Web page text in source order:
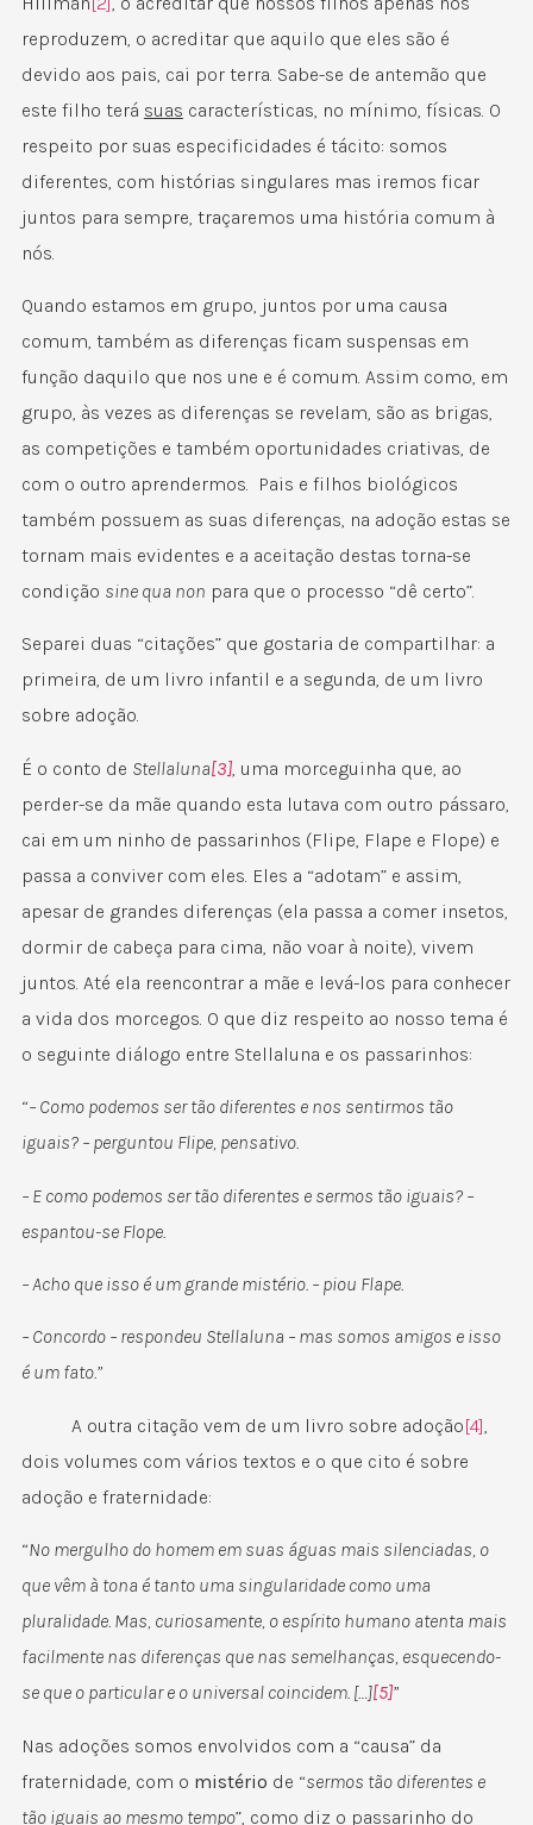
reproduzem, o acreditar que aquilo que eles são é
devido aos pais, cai por terra. Sabe-se de antemão que
este filho terá suas características, no mínimo, físicas. O
respeito por suas especificidades é tácito: somos
diferentes, com histórias singulares mas iremos ficar
juntos para sempre, traçaremos uma história comum à
nós.
Quando estamos em grupo, juntos por uma causa
comum, também as diferenças ficam suspensas em
função daquilo que nos une e é comum. Assim como, em
grupo, às vezes as diferenças se revelam, são as brigas,
as competições e também oportunidades criativas, de
com o outro aprendermos. Pais e filhos biológicos
também possuem as suas diferenças, na adoção estas se
tornam mais evidentes e a aceitação destas torna-se
condição sine qua non para que o processo “dê certo”.
Separei duas “citações” que gostaria de compartilhar: a
primeira, de um livro infantil e a segunda, de um livro
sobre adoção.
É o conto de Stellaluna[3], uma morceguinha que, ao
perder-se da mãe quando esta lutava com outro pássaro,
cai em um ninho de passarinhos (Flipe, Flape e Flope) e
passa a conviver com eles. Eles a “adotam” e assim,
apesar de grandes diferenças (ela passa a comer insetos,
dormir de cabeça para cima, não voar à noite), vivem
juntos. Até ela reencontrar a mãe e levá-los para conhecer
a vida dos morcegos. O que diz respeito ao nosso tema é
o seguinte diálogo entre Stellaluna e os passarinhos:
“– Como podemos ser tão diferentes e nos sentirmos tão
iguais? – perguntou Flipe, pensativo.
– E como podemos ser tão diferentes e sermos tão iguais? –
espantou-se Flope.
– Acho que isso é um grande mistério. – piou Flape.
– Concordo – respondeu Stellaluna – mas somos amigos e isso
é um fato.”
A outra citação vem de um livro sobre adoção[4]
dois volumes com vários textos e o que cito é sobre
adoção e fraternidade:
“No mergulho do homem em suas águas mais silenciadas, o
que vêm à tona é tanto uma singularidade como uma
pluralidade. Mas, curiosamente, o espírito humano atenta mais
facilmente nas diferenças que nas semelhanças, esquecendo-
se que o particular e o universal coincidem. […][5]”
Nas adoções somos envolvidos com a “causa” da
fraternidade, com o mistério de “sermos tão diferentes e
tão iguais ao mesmo tempo”, como diz o passarinho do